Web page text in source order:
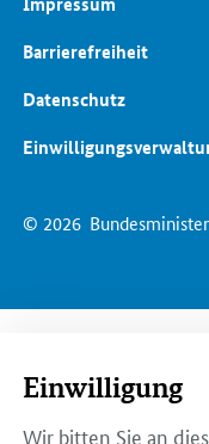
© 2026
Barrierefreiheit
Datenschutz
Einwilligung
Wir bitten Sie an